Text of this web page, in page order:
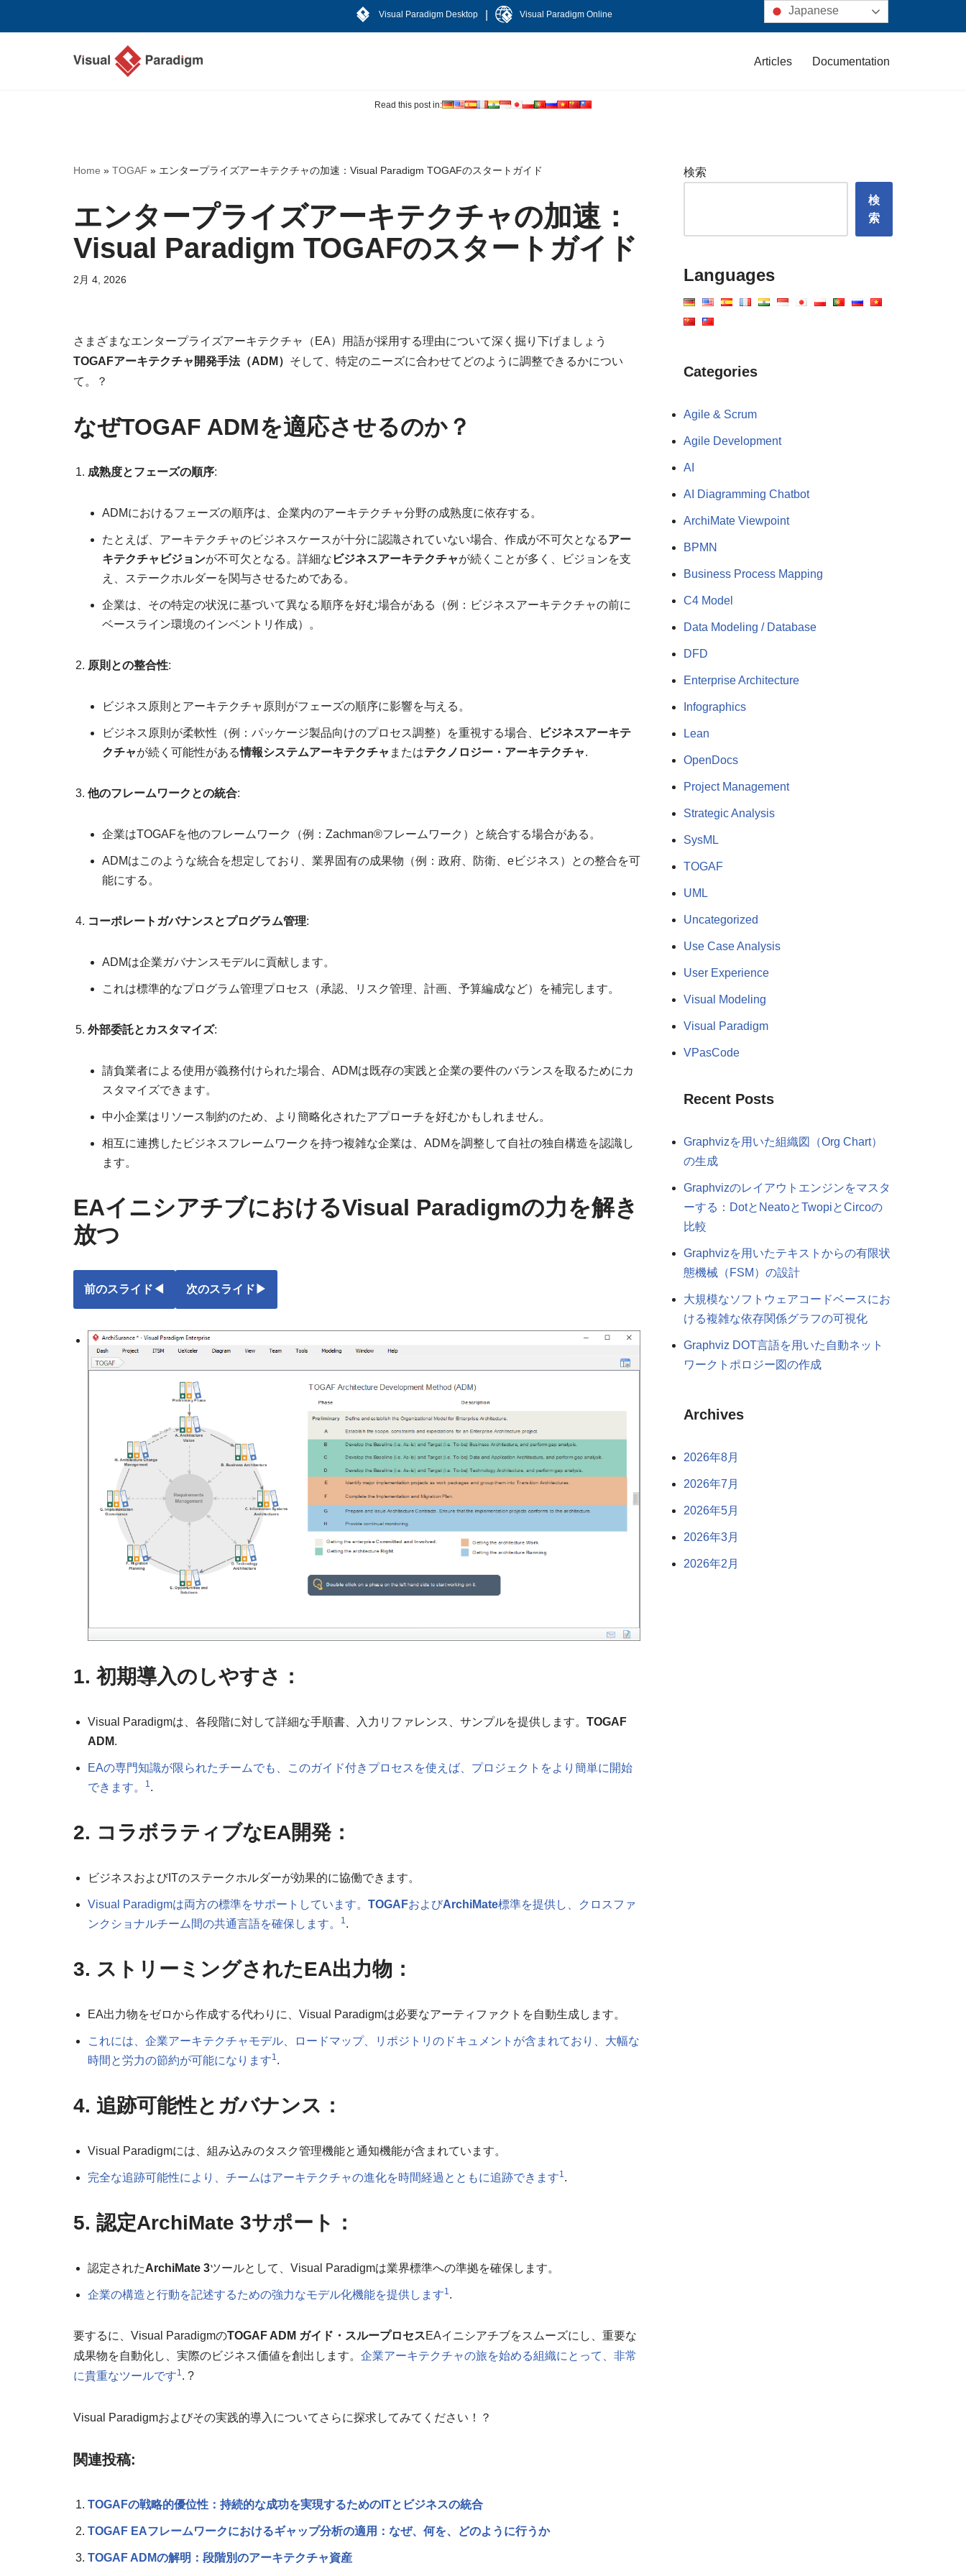
Visual Paradigm Desktop Visual Paradigm Online
Articles Documentation
Read this post in:
Home » TOGAF » エンタープライズアーキテクチャの加速：Visual Paradigm TOGAFのスタートガイド
エンタープライズアーキテクチャの加速：
Visual Paradigm TOGAFのスタートガイド
2月 4, 2026
さまざまなエンタープライズアーキテクチャ（EA）用語が採用する理由について深く掘り下げましょう
TOGAFアーキテクチャ開発手法（ADM） そして、特定のニーズに合わせてどのように調整できるかについ
て。？
なぜTOGAF ADMを適応させるのか？
成熟度とフェーズの順序:
ADMにおけるフェーズの順序は、企業内のアーキテクチャ分野の成熟度に依存する。
たとえば、アーキテクチャのビジネスケースが十分に認識されていない場合、作成が不可欠となるアー
キテクチャビジョンが不可欠となる。詳細な ビジネスアーキテクチャが続くことが多く、ビジョンを支
え、ステークホルダーを関与させるためである。
企業は、その特定の状況に基づいて異なる順序を好む場合がある（例：ビジネスアーキテクチャの前に
ベースライン環境のインベントリ作成）。
原則との整合性:
ビジネス原則とアーキテクチャ原則がフェーズの順序に影響を与える。
ビジネス原則が柔軟性（例：パッケージ製品向けのプロセス調整）を重視する場合、
ビジネスアーキテ
クチャが続く可能性がある情報システムアーキテクチャ またはテクノロジー・アーキテクチャ.
他のフレームワークとの統合:
企業はTOGAFを他のフレームワーク（例：Zachman®フレームワーク）と統合する場合がある。
ADMはこのような統合を想定しており、業界固有の成果物（例：政府、防衛、eビジネス）との整合を可
能にする。
コーポレートガバナンスとプログラム管理:
ADMは企業ガバナンスモデルに貢献します。
これは標準的なプログラム管理プロセス（承認、リスク管理、計画、予算編成など）を補完します。
外部委託とカスタマイズ:
請負業者による使用が義務付けられた場合、ADMは既存の実践と企業の要件のバランスを取るためにカ
スタマイズできます。
中小企業はリソース制約のため、より簡略化されたアプローチを好むかもしれません。
相互に連携したビジネスフレームワークを持つ複雑な企業は、ADMを調整して自社の独自構造を認識し
ます。
EAイニシアチブにおけるVisual Paradigmの力を解き
放つ
前のスライド ◀︎ 次のスライド ▶︎
1. 初期導入のしやすさ：
Visual Paradigmは、各段階に対して詳細な手順書、入力リファレンス、サンプルを提供します。 TOGAF
ADM.
EAの専門知識が限られたチームでも、このガイド付きプロセスを使えば、プロジェクトをより簡単に開始
できます。
1.
2. コラボラティブなEA開発：
ビジネスおよびITのステークホルダーが効果的に協働できます。
Visual Paradigmは両方の標準をサポートしています。 TOGAFおよびArchiMate標準を提供し、クロスファ
ンクショナルチーム間の共通言語を確保します。
1.
3. ストリーミングされたEA出力物：
EA出力物をゼロから作成する代わりに、Visual Paradigmは必要なアーティファクトを自動生成します。
これには、企業アーキテクチャモデル、ロードマップ、リポジトリのドキュメントが含まれており、大幅な
時間と労力の節約が可能になります1.
4. 追跡可能性とガバナンス：
Visual Paradigmには、組み込みのタスク管理機能と通知機能が含まれています。
完全な追跡可能性により、チームはアーキテクチャの進化を時間経過とともに追跡できます1.
5. 認定ArchiMate 3サポート：
認定されたArchiMate 3ツールとして、Visual Paradigmは業界標準への準拠を確保します。
企業の構造と行動を記述するための強力なモデル化機能を提供します1.
要するに、Visual ParadigmのTOGAF ADM ガイド・スループロセスEAイニシアチブをスムーズにし、重要な
成果物を自動化し、実際のビジネス価値を創出します。 企業アーキテクチャの旅を始める組織にとって、非常
に貴重なツールです1. ?
Visual Paradigmおよびその実践的導入についてさらに探求してみてください！？
関連投稿:
TOGAFの戦略的優位性：持続的な成功を実現するためのITとビジネスの統合
TOGAF EAフレームワークにおけるギャップ分析の適用：なぜ、何を、どのように行うか
TOGAF ADMの解明：段階別のアーキテクチャ資産
検索
検
索
Languages
Categories
Agile & Scrum
Agile Development
AI
AI Diagramming Chatbot
ArchiMate Viewpoint
BPMN
Business Process Mapping
C4 Model
Data Modeling / Database
DFD
Enterprise Architecture
Infographics
Lean
OpenDocs
Project Management
Strategic Analysis
SysML
TOGAF
UML
Uncategorized
Use Case Analysis
User Experience
Visual Modeling
Visual Paradigm
VPasCode
Recent Posts
Graphvizを用いた組織図（Org Chart）
の生成
Graphvizのレイアウトエンジンをマスタ
ーする：DotとNeatoとTwopiとCircoの
比較
Graphvizを用いたテキストからの有限状
態機械（FSM）の設計
大規模なソフトウェアコードベースにお
ける複雑な依存関係グラフの可視化
Graphviz DOT言語を用いた自動ネット
ワークトポロジー図の作成
Archives
2026年8月
2026年7月
2026年5月
2026年3月
2026年2月
Japanese